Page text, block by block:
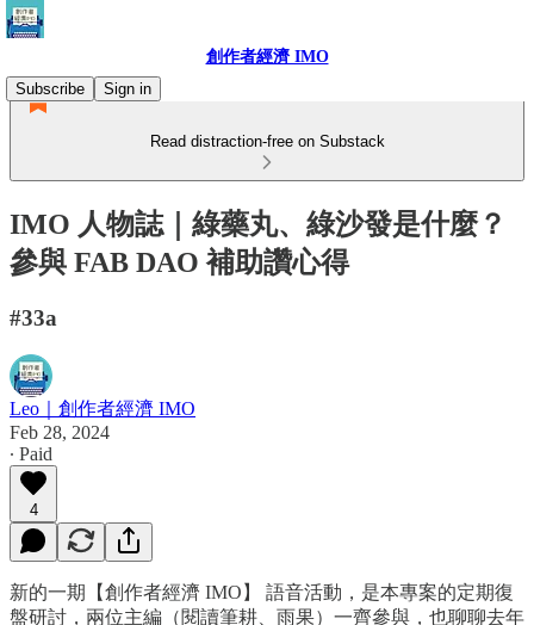
創作者經濟 IMO
Subscribe
Sign in
Read distraction-free on Substack
IMO 人物誌｜綠藥丸、綠沙發是什麼？
參與 FAB DAO 補助讚心得
#33a
Leo｜創作者經濟 IMO
Feb 28, 2024
∙ Paid
4
新的一期【創作者經濟 IMO】 語音活動，是本專案的定期復
盤研討，兩位主編（閱讀筆耕、雨果）一齊參與，也聊聊去年